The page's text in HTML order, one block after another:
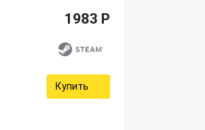
1983 P
Купить